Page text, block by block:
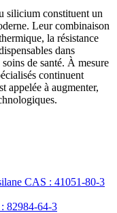
silicium constituent un
Leur combinaison
la résistance
dans
de santé. À mesure
continuent
appelée à augmenter,
CAS : 41051-80-3
82984-64-3